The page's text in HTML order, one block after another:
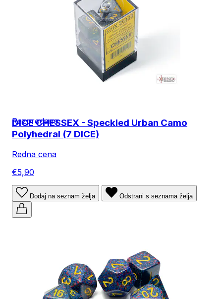
Razprodano
DICE CHESSEX - Speckled Urban Camo
Polyhedral (7 DICE)
Redna cena
€5,90
Dodaj na seznam želja Odstrani s seznama želja